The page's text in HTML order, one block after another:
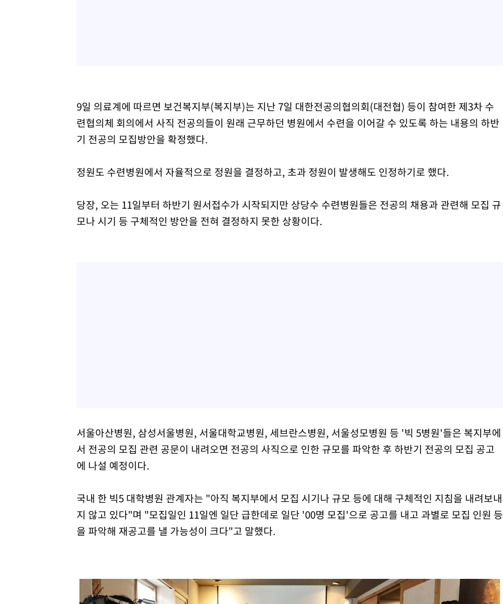
9일 의료계에 따르면 보건복지부(복지부)는 지난 7일 대한전공의협의회(대전협) 등이 참여한 제3차 수
련협의체 회의에서 사직 전공의들이 원래 근무하던 병원에서 수련을 이어갈 수 있도록 하는 내용의 하반
기 전공의 모집방안을 확정했다.
정원도 수련병원에서 자율적으로 정원을 결정하고, 초과 정원이 발생해도 인정하기로 했다.
당장, 오는 11일부터 하반기 원서접수가 시작되지만 상당수 수련병원들은 전공의 채용과 관련해 모집 규
모나 시기 등 구체적인 방안을 전혀 결정하지 못한 상황이다.
서울아산병원, 삼성서울병원, 서울대학교병원, 세브란스병원, 서울성모병원 등 '빅 5병원'들은 복지부에
서 전공의 모집 관련 공문이 내려오면 전공의 사직으로 인한 규모를 파악한 후 하반기 전공의 모집 공고
에 나설 예정이다.
국내 한 빅5 대학병원 관계자는 "아직 복지부에서 모집 시기나 규모 등에 대해 구체적인 지침을 내려보내
지 않고 있다"며 "모집일인 11일엔 일단 급한데로 일단 '00명 모집'으로 공고를 내고 과별로 모집 인원 등
을 파악해 재공고를 낼 가능성이 크다"고 말했다.